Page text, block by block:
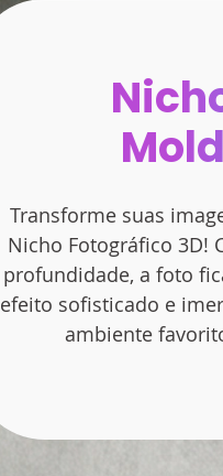
Transforme suas
Nicho Fotográfico 3D!
profundidade, a foto
efeito sofisticado e
ambiente